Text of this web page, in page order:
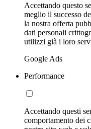
Accettando questo
meglio il successo
la nostra offerta
dati personali
utilizzi già i loro
Google Ads
Performance
Accettando questi
comportamento dei